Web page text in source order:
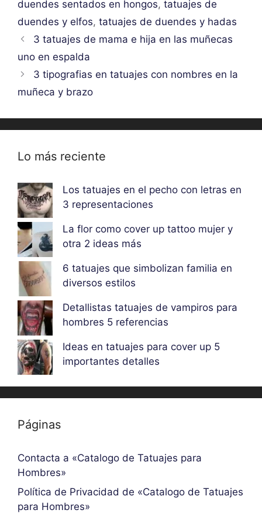
duendes sentados en hongos, tatuajes de
duendes y elfos, tatuajes de duendes y hadas
3 tatuajes de mama e hija en las muñecas
uno en espalda
3 tipografias en tatuajes con nombres en la
muñeca y brazo
Lo más reciente
Los tatuajes en el pecho con letras en
3 representaciones
La flor como cover up tattoo mujer y
otra 2 ideas más
6 tatuajes que simbolizan familia en
diversos estilos
Detallistas tatuajes de vampiros para
hombres 5 referencias
Ideas en tatuajes para cover up 5
importantes detalles
Páginas
Contacta a «Catalogo de Tatuajes para
Hombres»
Política de Privacidad de «Catalogo de Tatuajes
para Hombres»